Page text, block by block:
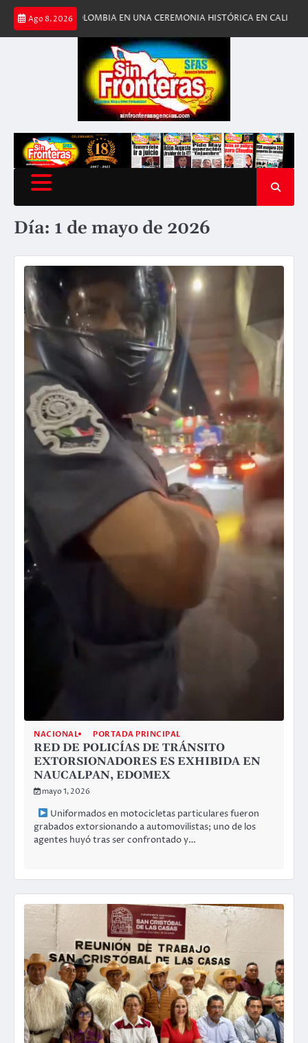
Saltar
contenido
Ago 8, 2026
COLOMBIA EN UNA CEREMONIA HISTÓRICA EN CALI ESTADOS
Día: 1 de mayo de 2026
NACIONAL PORTADA PRINCIPAL
RED DE POLICÍAS DE TRÁNSITO
EXTORSIONADORES ES EXHIBIDA EN
NAUCALPAN, EDOMEX
mayo 1, 2026
Uniformados en motocicletas particulares fueron
grabados extorsionando a automovilistas; uno de los
agentes huyó tras ser confrontado y…